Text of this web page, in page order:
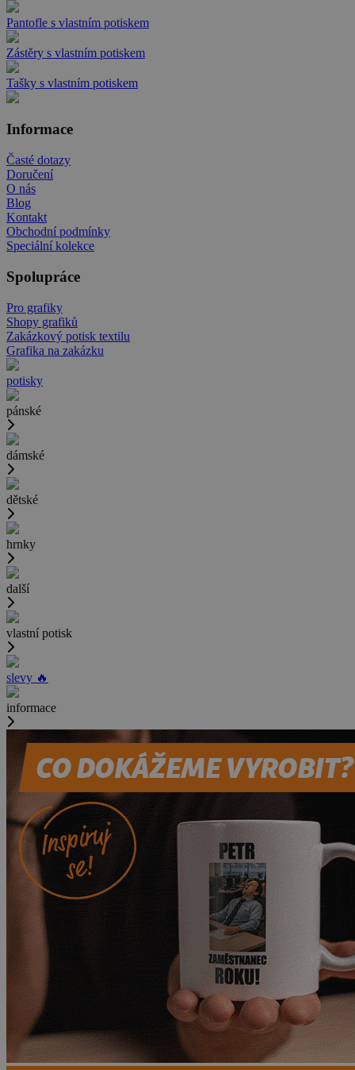
Pantofle s vlastním potiskem
Zástěry s vlastním potiskem
Tašky s vlastním potiskem
Informace
Časté dotazy
Doručení
O nás
Blog
Kontakt
Obchodní podmínky
Speciální kolekce
Spolupráce
Pro grafiky
Shopy grafiků
Zakázkový potisk textilu
Grafika na zakázku
potisky
pánské
dámské
dětské
hrnky
další
vlastní potisk
slevy 🔥
informace